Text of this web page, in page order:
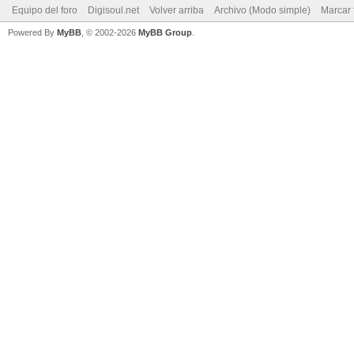
Equipo del foro Digisoul.net Volver arriba Archivo (Modo simple)
Powered By MyBB , © 2002-2026 MyBB Group